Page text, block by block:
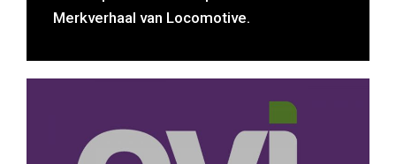
Merkverhaal van Locomotive.